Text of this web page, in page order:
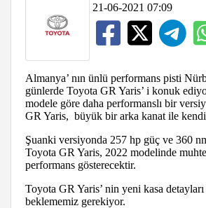
21-06-2021 07:09
Almanya’ nın ünlü performans pisti
günlerde Toyota GR Yaris’ i konuk
modele göre daha performanslı bir
GR Yaris, büyük bir arka kanat ile
Şuanki versiyonda 257 hp güç ve 360
Toyota GR Yaris, 2022 modelinde
performans gösterecektir.
Toyota GR Yaris’ nin yeni kasa
beklememiz gerekiyor.